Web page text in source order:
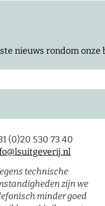
nieuws rondom onze
(0)20 530 73 40
technische
zijn we
minder goed